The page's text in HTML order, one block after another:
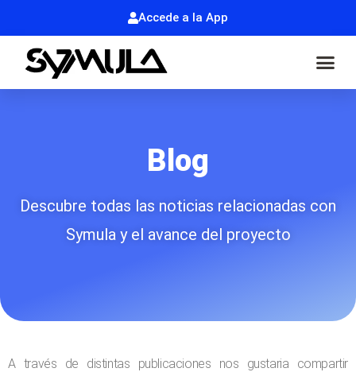
Accede a la App
Blog
Descubre todas las noticias relacionadas con
Symula y el avance del proyecto
A través de distintas publicaciones nos gustaria compartir